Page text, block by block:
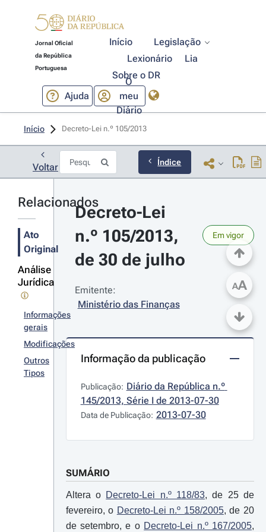
Jornal Oficial
da República
Portuguesa
Início
Legislação
Lexionário
Lia
Sobre o DR
Ajuda
O
meu
Diário
Início Decreto-Lei n.º 105/2013
Voltar Índice
Relacionados
Ato
Original
Análise
Jurídica
Informações
gerais
Modificações
Outros
Tipos
Decreto-Lei
n.º 105/2013,
de 30 de julho
Em vigor
Emitente:
Ministério das Finanças
Informação da publicação
Publicação: Diário da República n.º
145/2013, Série I de 2013-07-30
Data de Publicação: 2013-07-30
SUMÁRIO
Altera o Decreto-Lei n.º 118/83, de 25 de
fevereiro, o Decreto-Lei n.º 158/2005, de 20
de setembro, e o Decreto-Lei n.º 167/2005,
AA